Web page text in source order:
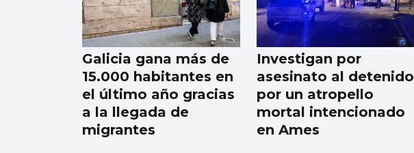
Pacientes de Vigo
participan en un
estudio sobre
hemodiálisis
Galicia gana más de
15.000 habitantes en
el último año gracias
a la llegada de
migrantes
Investigan por
asesinato al detenido
por un atropello
mortal intencionado
en Ames